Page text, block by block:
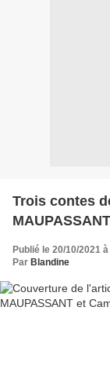
Trois contes
Publié le 20/10/2021
Par Blandine